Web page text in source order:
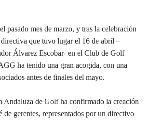
pasado mes de marzo, y tras la celebración
que tuvo lugar el 16 de abril –
Álvarez Escobar- en el Club de Golf
ha tenido una gran acogida, con una
antes de finales del mayo.
Andaluza de Golf ha confirmado la creación
de gerentes, representados por un directivo